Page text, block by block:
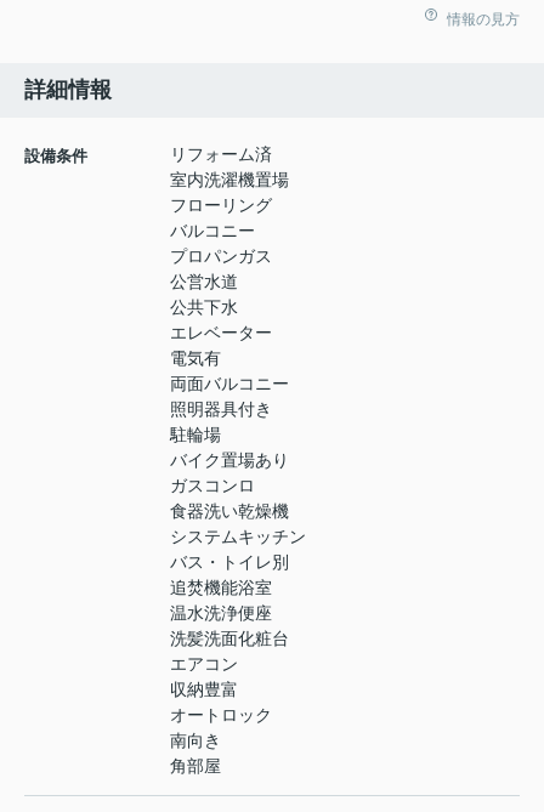
情報の見方
詳細情報
設備条件
リフォーム済
室内洗濯機置場
フローリング
バルコニー
プロパンガス
公営水道
公共下水
エレベーター
電気有
両面バルコニー
照明器具付き
駐輪場
バイク置場あり
ガスコンロ
食器洗い乾燥機
システムキッチン
バス・トイレ別
追焚機能浴室
温水洗浄便座
洗髪洗面化粧台
エアコン
収納豊富
オートロック
南向き
角部屋